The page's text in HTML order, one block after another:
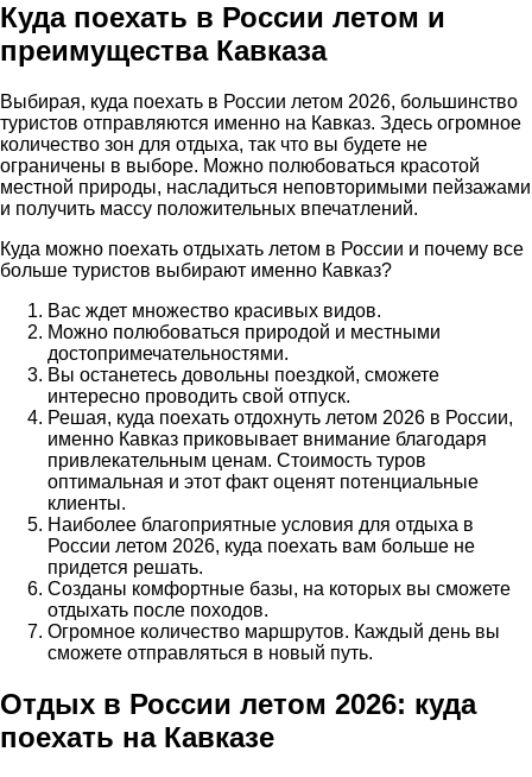
Куда поехать в России летом и
преимущества Кавказа
Выбирая, куда поехать в России летом 2026, большинство
туристов отправляются именно на Кавказ. Здесь огромное
количество зон для отдыха, так что вы будете не
ограничены в выборе. Можно полюбоваться красотой
местной природы, насладиться неповторимыми пейзажами
и получить массу положительных впечатлений.
Куда можно поехать отдыхать летом в России и почему все
больше туристов выбирают именно Кавказ?
Вас ждет множество красивых видов.
Можно полюбоваться природой и местными
достопримечательностями.
Вы останетесь довольны поездкой, сможете
интересно проводить свой отпуск.
Решая, куда поехать отдохнуть летом 2026 в России,
именно Кавказ приковывает внимание благодаря
привлекательным ценам. Стоимость туров
оптимальная и этот факт оценят потенциальные
клиенты.
Наиболее благоприятные условия для отдыха в
России летом 2026, куда поехать вам больше не
придется решать.
Созданы комфортные базы, на которых вы сможете
отдыхать после походов.
Огромное количество маршрутов. Каждый день вы
сможете отправляться в новый путь.
Отдых в России летом 2026: куда
поехать на Кавказе